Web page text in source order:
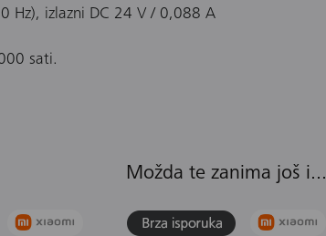
Hz), izlazni DC 24 V / 0,088 A
sati.
Možda te zanima još i...